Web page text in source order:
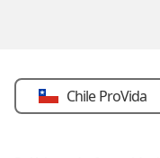
Chile ProVida